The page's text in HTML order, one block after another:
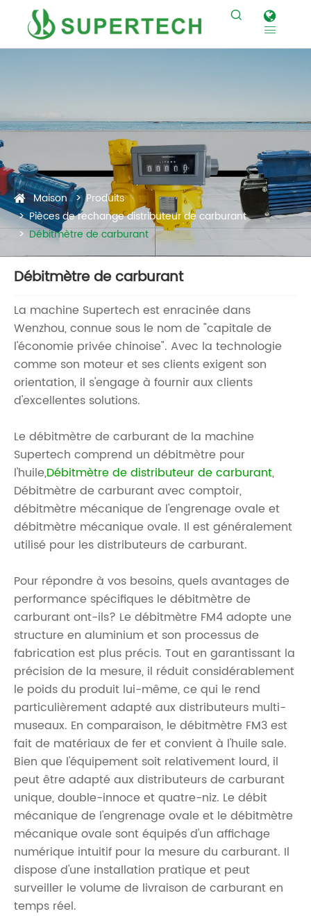


Maison
Produits
Pièces de rechange distributeur de carburant
Débitmètre de carburant
Débitmètre de carburant
La machine Supertech est enracinée dans
Wenzhou, connue sous le nom de "capitale de
l'économie privée chinoise". Avec la technologie
comme son moteur et ses clients exigent son
orientation, il s'engage à fournir aux clients
d'excellentes solutions.
Le débitmètre de carburant de la machine
Supertech comprend un débitmètre pour
l'huile,Débitmètre de distributeur de carburant,
Débitmètre de carburant avec comptoir,
débitmètre mécanique de l'engrenage ovale et
débitmètre mécanique ovale. Il est généralement
utilisé pour les distributeurs de carburant.
Pour répondre à vos besoins, quels avantages de
performance spécifiques le débitmètre de
carburant ont-ils? Le débitmètre FM4 adopte une
structure en aluminium et son processus de
fabrication est plus précis. Tout en garantissant la
précision de la mesure, il réduit considérablement
le poids du produit lui-même, ce qui le rend
particulièrement adapté aux distributeurs multi-
museaux. En comparaison, le débitmètre FM3 est
fait de matériaux de fer et convient à l'huile sale.
Bien que l'équipement soit relativement lourd, il
peut être adapté aux distributeurs de carburant
unique, double-innoce et quatre-niz. Le débit
mécanique de l'engrenage ovale et le débitmètre
mécanique ovale sont équipés d'un affichage
numérique intuitif pour la mesure du carburant. Il
dispose d'une installation pratique et peut
surveiller le volume de livraison de carburant en
temps réel.